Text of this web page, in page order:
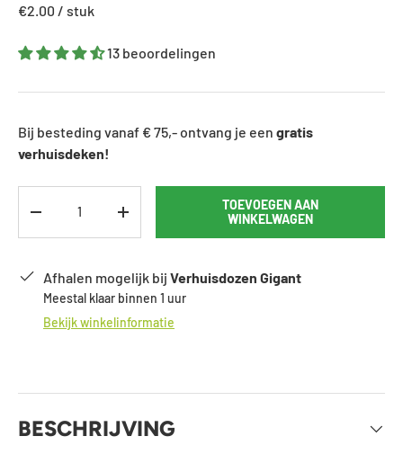
€2.00 / stuk
13 beoordelingen
Bij besteding vanaf € 75,- ontvang je een gratis
verhuisdeken!
VERLAAG DE HOEVEELHEIDVERHOOG DE HOEVEELHEID
TOEVOEGEN AAN
WINKELWAGEN
Afhalen mogelijk bij Verhuisdozen Gigant
Meestal klaar binnen 1 uur
Bekijk winkelinformatie
BESCHRIJVING